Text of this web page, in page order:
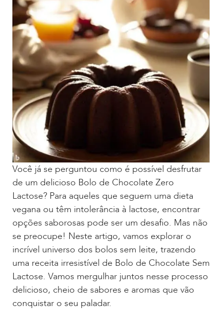
Você já se perguntou como é possível desfrutar
de um delicioso Bolo de Chocolate Zero
Lactose? Para aqueles que seguem uma dieta
vegana ou têm intolerância à lactose, encontrar
opções saborosas pode ser um desafio. Mas não
se preocupe! Neste artigo, vamos explorar o
incrível universo dos bolos sem leite, trazendo
uma receita irresistível de Bolo de Chocolate Sem
Lactose. Vamos mergulhar juntos nesse processo
delicioso, cheio de sabores e aromas que vão
conquistar o seu paladar.